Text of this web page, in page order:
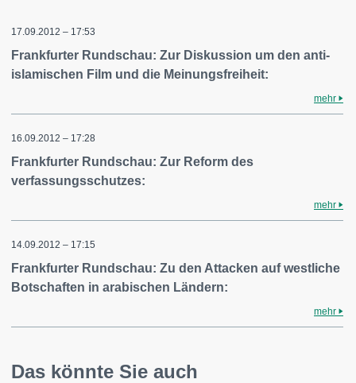
17.09.2012 – 17:53
Frankfurter Rundschau: Zur Diskussion um den anti-
islamischen Film und die Meinungsfreiheit:
mehr
16.09.2012 – 17:28
Frankfurter Rundschau: Zur Reform des
verfassungsschutzes:
mehr
14.09.2012 – 17:15
Frankfurter Rundschau: Zu den Attacken auf westliche
Botschaften in arabischen Ländern:
mehr
Das könnte Sie auch